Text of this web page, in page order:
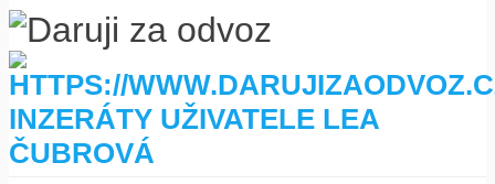
INZERÁTY UŽIVATELE LEA
ČUBROVÁ